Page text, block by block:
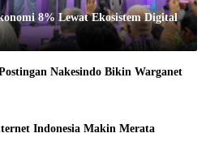
8% Lewat Ekosistem Digital
Nakesindo Bikin Warganet
Indonesia Makin Merata